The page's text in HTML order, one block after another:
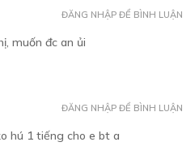
muốn đc an ủi
ĐĂNG NHẬP ĐỂ BÌNH LUẬN
hú 1 tiếng cho e bt a
ĐĂNG NHẬP ĐỂ BÌNH LUẬN